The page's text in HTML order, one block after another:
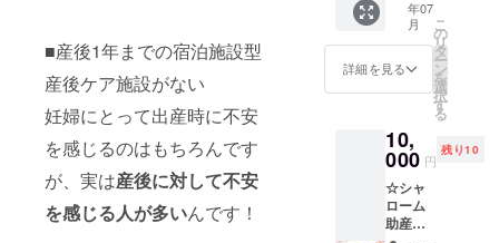
■産後1年までの宿泊施設型
産後ケア施設がない
妊婦にとって出産時に不安
を感じるのはもちろんです
が、実は産後に対して不安
を感じる人が多いんです！
をご記
載くだ
方法】-
18°C以
下で冷
凍保
マト運
輸
冷凍便
原材料
及び添
ん、赤
にんじ
ん、黄
にんじ
ごぼう
【サイ
ズ】
袋：縦
12×横
17×厚さ
＋お礼
のメー
ル【限
定2枚】
生地は
もちろ
産オリ
ジナル
レー
ス、縫
い糸、
全て
年07
月
詳細を見る
こ
の
リ
タ
ー
ン
を
選
択
す
る
10,
000 円
残り10
☆シャ
ローム
助産院